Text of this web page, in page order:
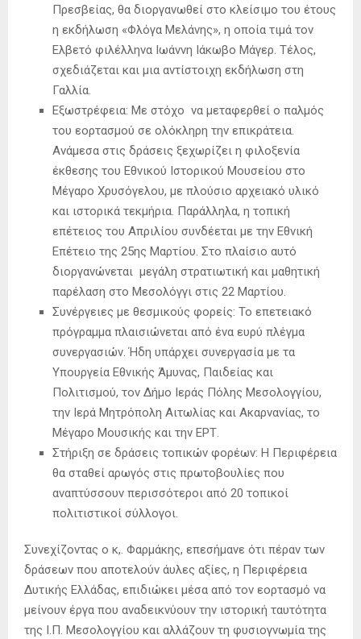
Πρεσβείας, θα διοργανωθεί στο κλείσιμο του έτους
η εκδήλωση «Φλόγα Μελάνης», η οποία τιμά τον
Ελβετό φιλέλληνα Ιωάννη Ιάκωβο Μάγερ. Τέλος,
σχεδιάζεται και μια αντίστοιχη εκδήλωση στη
Γαλλία.
Εξωστρέφεια: Με στόχο να μεταφερθεί ο παλμός
του εορτασμού σε ολόκληρη την επικράτεια.
Ανάμεσα στις δράσεις ξεχωρίζει η φιλοξενία
έκθεσης του Εθνικού Ιστορικού Μουσείου στο
Μέγαρο Χρυσόγελου, με πλούσιο αρχειακό υλικό
και ιστορικά τεκμήρια. Παράλληλα, η τοπική
επέτειος του Απριλίου συνδέεται με την Εθνική
Επέτειο της 25ης Μαρτίου. Στο πλαίσιο αυτό
διοργανώνεται μεγάλη στρατιωτική και μαθητική
παρέλαση στο Μεσολόγγι στις 22 Μαρτίου.
Συνέργειες με θεσμικούς φορείς: Το επετειακό
πρόγραμμα πλαισιώνεται από ένα ευρύ πλέγμα
συνεργασιών. Ήδη υπάρχει συνεργασία με τα
Υπουργεία Εθνικής Άμυνας, Παιδείας και
Πολιτισμού, τον Δήμο Ιεράς Πόλης Μεσολογγίου,
την Ιερά Μητρόπολη Αιτωλίας και Ακαρνανίας, το
Μέγαρο Μουσικής και την ΕΡΤ.
Στήριξη σε δράσεις τοπικών φορέων: Η Περιφέρεια
θα σταθεί αρωγός στις πρωτοβουλίες που
αναπτύσσουν περισσότεροι από 20 τοπικοί
πολιτιστικοί σύλλογοι.
Συνεχίζοντας ο κ,. Φαρμάκης, επεσήμανε ότι πέραν των
δράσεων που αποτελούν άυλες αξίες, η Περιφέρεια
Δυτικής Ελλάδας, επιδιώκει μέσα από τον εορτασμό να
μείνουν έργα που αναδεικνύουν την ιστορική ταυτότητα
της Ι.Π. Μεσολογγίου και αλλάζουν τη φυσιογνωμία της